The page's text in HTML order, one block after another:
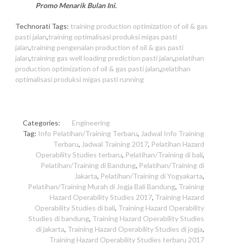
Promo Menarik Bulan Ini.
Technorati Tags: training production optimization of oil & gas
pasti jalan,training optimalisasi produksi migas pasti
jalan,training pengenalan production of oil & gas pasti
jalan,training gas well loading prediction pasti jalan,pelatihan
production optimization of oil & gas pasti jalan,pelatihan
optimalisasi produksi migas pasti running
Categories:
Engineering
Tag: Info Pelatihan/Training Terbaru, Jadwal Info Training
Terbaru, Jadwal Training 2017, Pelatihan Hazard
Operability Studies terbaru, Pelatihan/Training di bali,
Pelatihan/Training di Bandung, Pelatihan/Training di
Jakarta, Pelatihan/Training di Yogyakarta,
Pelatihan/Training Murah di Jogja Bali Bandung, Training
Hazard Operability Studies 2017, Training Hazard
Operability Studies di bali, Training Hazard Operability
Studies di bandung, Training Hazard Operability Studies
di jakarta, Training Hazard Operability Studies di jogja,
Training Hazard Operability Studies terbaru 2017